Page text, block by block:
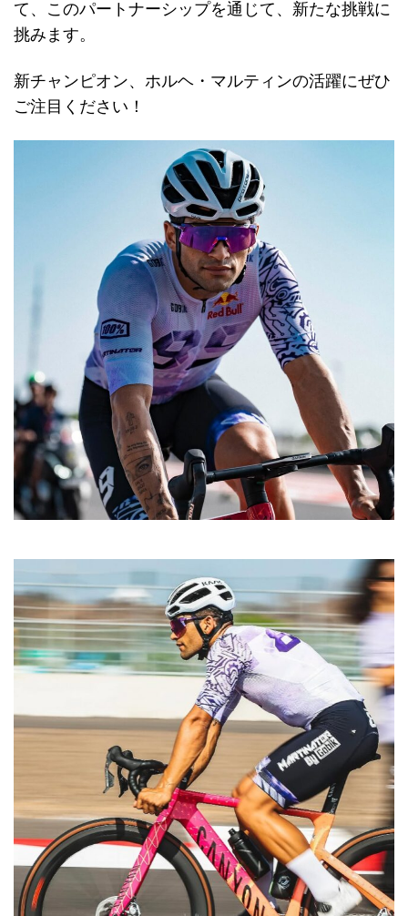
て、このパートナーシップを通じて、新たな挑戦に
挑みます。
新チャンピオン、ホルヘ・マルティンの活躍にぜひ
ご注目ください！